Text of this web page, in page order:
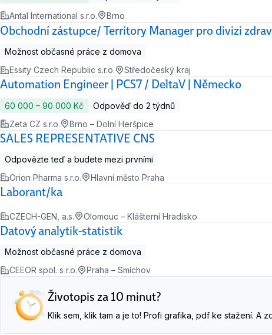
Antal International s.r.o.
Brno
Obchodní zástupce/ Territory Manager pro divizi
Možnost občasné práce z domova
Essity Czech Republic s.r.o.
Středočeský kraj
Automation Engineer | PCS7 / DeltaV | Německo
60 000 ‍–‍ 90 000 Kč
Odpověď do 2 týdnů
Zeta CZ s.r.o.
Brno – Dolní Heršpice
SALES REPRESENTATIVE CNS
Odpovězte teď a budete mezi prvními
Orion Pharma s.r.o.
Hlavní město Praha
Laborant/ka
CZECH-GEN, a.s. Olomouc – Klášterní Hradisko
Datový analytik-statistik
Možnost občasné práce z domova
CEEOR spol. s r.o.
Praha – Smíchov
Životopis za 10 minut?
Klik sem, klik tam a je to! Profi grafika, pdf ke stažení. A